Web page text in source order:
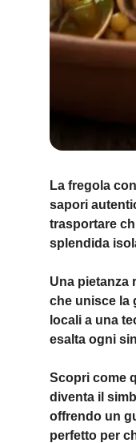
La fregola
sapori
trasportare
splendida
Una pietanza
che unisce la
locali a una
esalta ogni
Scopri come
diventa il
offrendo un
perfetto per